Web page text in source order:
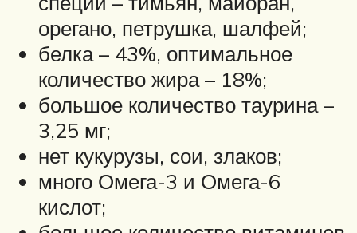
орегано, петрушка, шалфей;
белка – 43%, оптимальное
количество жира – 18%;
большое количество таурина –
3,25 мг;
нет кукурузы, сои, злаков;
много Омега-3 и Омега-6
кислот;